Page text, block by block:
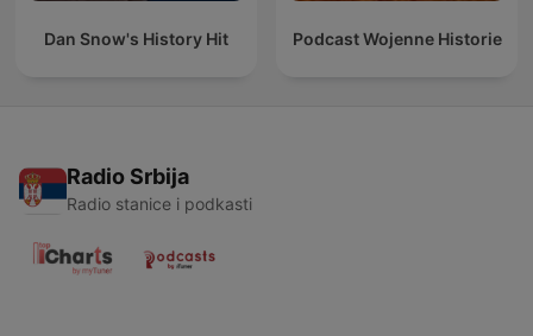
Dan Snow's History Hit Podcast Wojenne Historie
Radio Srbija
Radio stanice i podkasti